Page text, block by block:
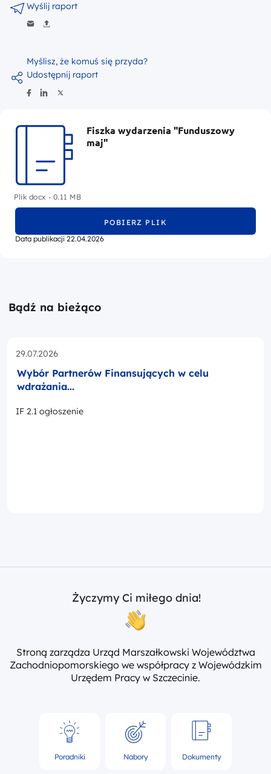
Myślisz, że komuś się przyda?
Udostępnij raport
Wyślij raport
Fiszka wydarzenia "Funduszowy
maj"
Plik docx . 0.11 MB
POBIERZ PLIK
Data publikacji 22.04.2026
Bądź na bieżąco
Opublikowano w dniu
29.07.2026
Wybór Partnerów Finansujących w celu
wdrażania...
IF 2.1 ogłoszenie
Życzymy Ci miłego dnia!
Stroną zarządza Urząd Marszałkowski Województwa
Zachodniopomorskiego we współpracy z Wojewódzkim
Urzędem Pracy w Szczecinie.
Poradniki Nabory Dokumenty